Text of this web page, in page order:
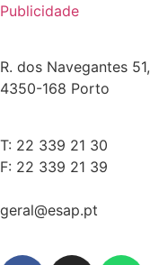
Publicidade
R. dos Navegantes 51,
4350-168 Porto
T: 22 339 21 30
F: 22 339 21 39
geral@esap.pt